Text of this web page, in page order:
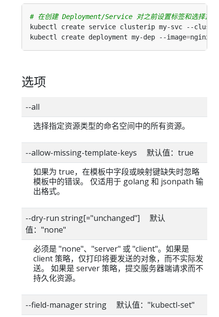
# 在创建 Deployment/Service 对之前设置标签和选择算符
kubectl create service clusterip my-svc --
kubectl create deployment my-dep --image=nginx
选项
--all
选择指定资源类型的命名空间中的所有资源。
--allow-missing-template-keys 默认值：true
如果为 true，在模板中字段或映射键缺失时忽略
模板中的错误。 仅适用于 golang 和 jsonpath 输
出格式。
--dry-run string[="unchanged"] 默认
值："none"
必须是 "none"、"server" 或 "client"。如果是
client 策略，仅打印将要发送的对象，而不实际发
送。 如果是 server 策略，提交服务器端请求而不
持久化资源。
--field-manager string 默认值："kubectl-set"